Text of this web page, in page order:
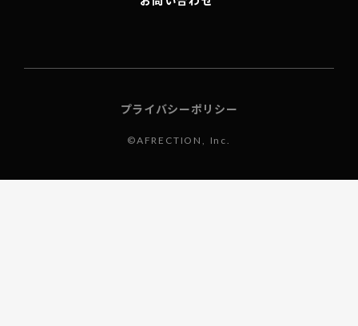
©AFRECTION, Inc.
プライバシーポリシー